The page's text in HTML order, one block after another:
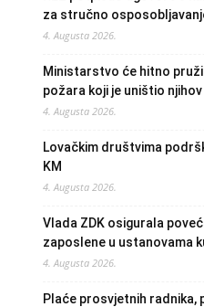
za stručno
4. Augusta 2026.
Ministarstvo će hitno
požara koji je uništio
4. Augusta 2026.
Lovačkim društvima
KM
4. Augusta 2026.
Vlada ZDK osigurala
zaposlene u ustanovama
4. Augusta 2026.
Plaće prosvjetnih radnika,